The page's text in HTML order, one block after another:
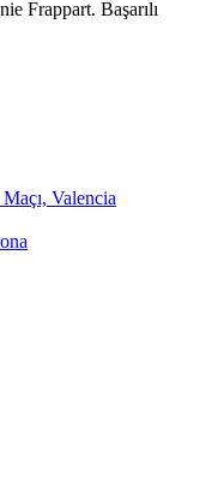
Frappart. Başarılı
Valencia